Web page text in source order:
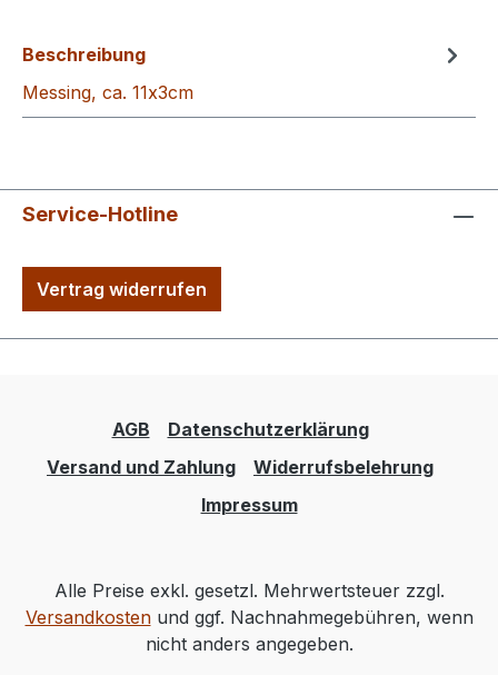
Beschreibung
Messing, ca. 11x3cm
Service-Hotline
Vertrag widerrufen
AGB
Datenschutzerklärung
Versand und Zahlung
Widerrufsbelehrung
Impressum
Alle Preise exkl. gesetzl. Mehrwertsteuer zzgl.
Versandkostenund ggf. Nachnahmegebühren, wenn
nicht anders angegeben.